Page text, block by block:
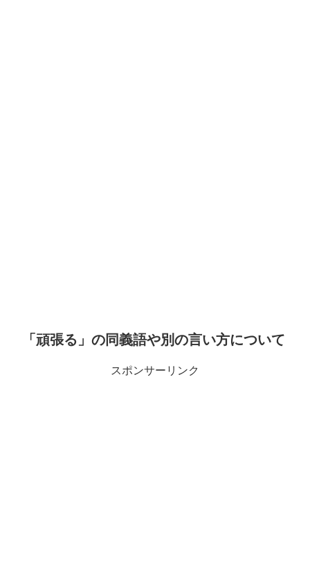
「頑張る」の同義語や別の言い方について
スポンサーリンク